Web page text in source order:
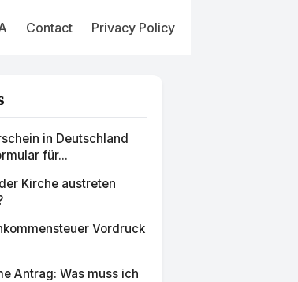
Contact Privacy Policy
in Deutschland
für...
Kirche austreten
Vordruck
Antrag: Was muss ich